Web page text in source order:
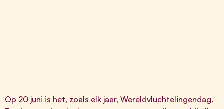
Op 20 juni is het, zoals elk jaar, Wereldvluchtelingendag.